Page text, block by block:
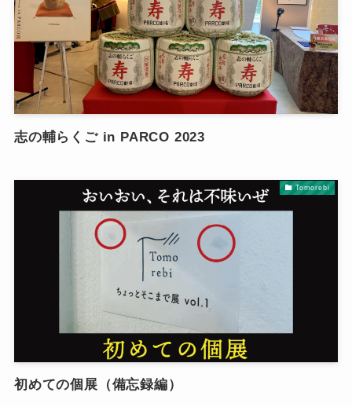
志の輔らくご in PARCO 2023
Tomorebi
初めての個展（備忘録編）